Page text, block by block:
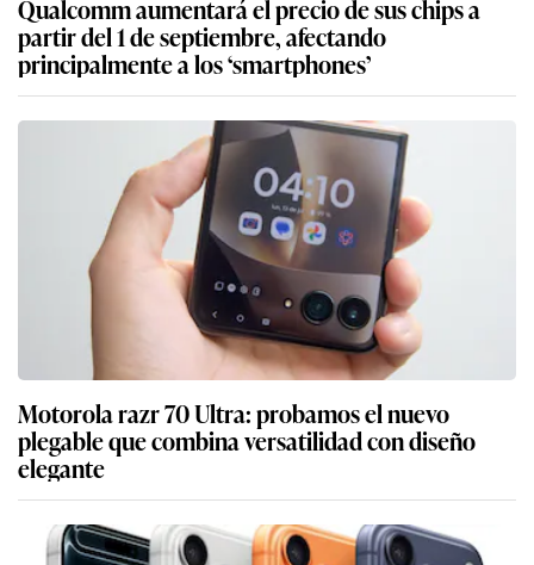
Qualcomm aumentará el precio de sus chips a
partir del 1 de septiembre, afectando
principalmente a los ‘smartphones’
Motorola razr 70 Ultra: probamos el nuevo
plegable que combina versatilidad con diseño
elegante